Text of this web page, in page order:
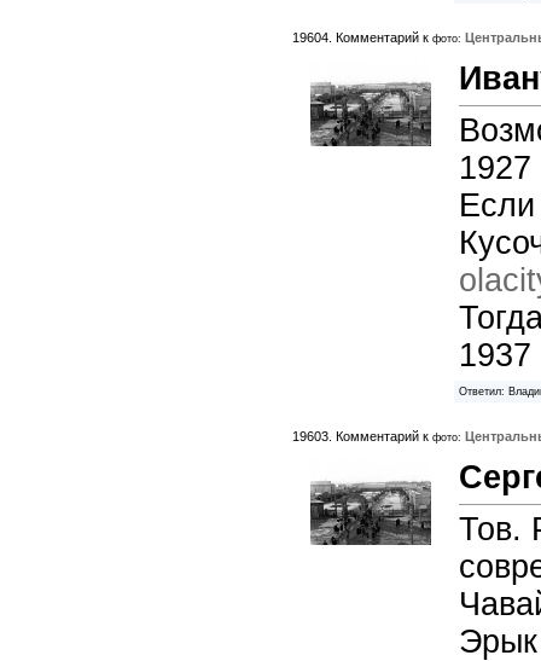
19604. Комментарий к фото:
1927
Если
1937
Ответил:
19603. Комментарий к фото:
Тов.
Эрык